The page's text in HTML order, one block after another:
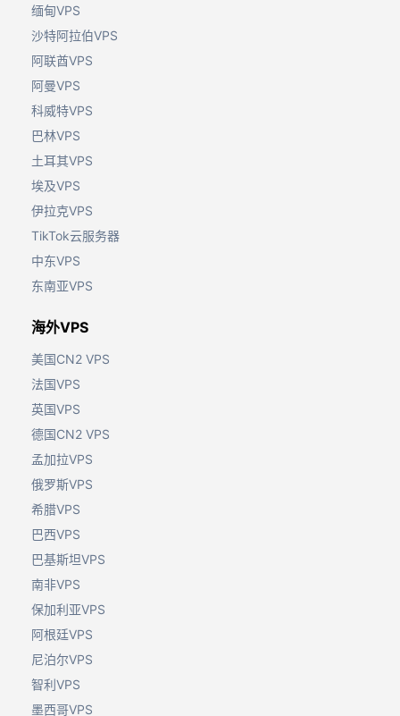
缅甸VPS
沙特阿拉伯VPS
阿联酋VPS
阿曼VPS
科威特VPS
巴林VPS
土耳其VPS
埃及VPS
伊拉克VPS
TikTok云服务器
中东VPS
东南亚VPS
海外VPS
美国CN2 VPS
法国VPS
英国VPS
德国CN2 VPS
孟加拉VPS
俄罗斯VPS
希腊VPS
巴西VPS
巴基斯坦VPS
南非VPS
保加利亚VPS
阿根廷VPS
尼泊尔VPS
智利VPS
墨西哥VPS